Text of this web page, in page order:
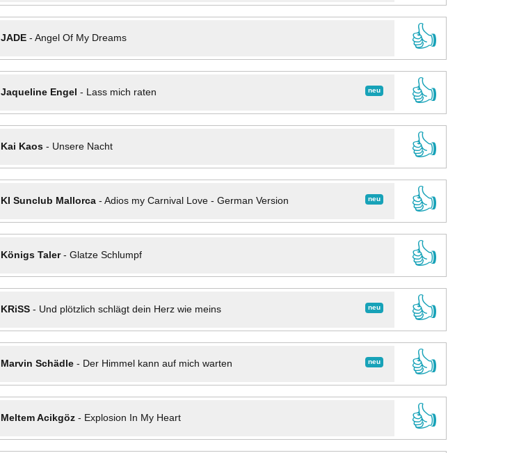
JADE- Angel Of My Dreams
👍
neu
Jaqueline Engel - Lass mich raten
👍
Kai Kaos- Unsere Nacht
👍
neu
KI Sunclub Mallorca- Adios my Carnival Love - German Version
👍
Königs Taler- Glatze Schlumpf
👍
neu
KRiSS- Und plötzlich schlägt dein Herz wie meins
👍
neu
Marvin Schädle- Der Himmel kann auf mich warten
👍
Meltem Acikgöz- Explosion In My Heart
👍